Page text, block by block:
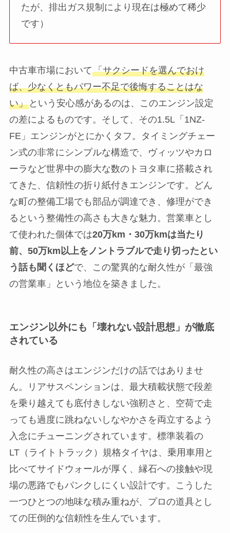
たが、排出ガス規制により現在は極めて稀少
です）
中古車市場において「サクシードを選んでおけ
ば、少なくともパワー不足で後悔することはな
い」という安心感があるのは、このエンジン設定
の差によるものです。そして、その1.5L「1NZ-
FE」エンジンがとにかくタフ。タイミングチェー
ン式の非常にシンプルな構造で、ヴィッツやカロ
ーラなど世界中の膨大な数のトヨタ車に搭載され
てきた、信頼性の折り紙付きエンジンです。どん
な町の整備工場でも部品が調達でき、修理ができ
るという整備性の高さも大きな魅力。営業車とし
て使われた個体では20万km・30万kmは当たり
前、50万km以上をノントラブルで走り切ったとい
う話も聞くほどで、この驚異的な耐久性が「最強
の営業車」という地位を築きました。
エンジン以外にも「壊れない設計思想」が徹底
されている
耐久性の高さはエンジンだけの話ではありませ
ん。リアサスペンションは、最大積載状態で段差
を乗り越えても底付きしない強靭さと、空荷で走
っても過度に跳ねないしなやかさを両立するよう
入念にチューニングされています。標準装着の
LT（ライトトラック）規格タイヤは、乗用車用と
比べてサイドウォールが厚く、縁石への接触や現
場の悪路でもパンクしにくい設計です。こうした
一つひとつの地味な積み重ねが、プロの道具とし
ての圧倒的な信頼性を生んでいます。